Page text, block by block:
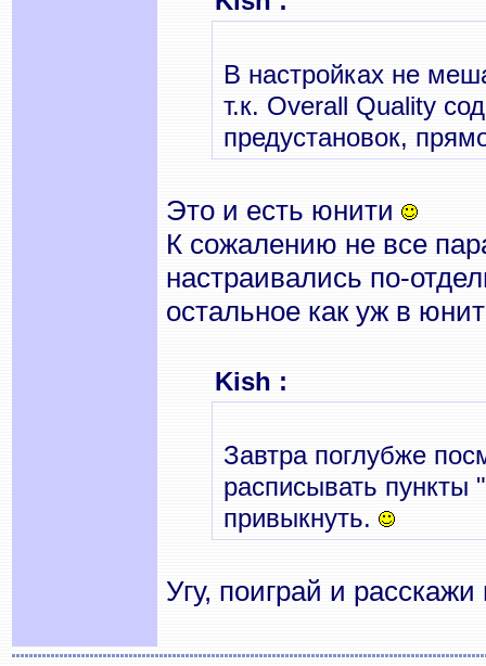
В настройках не
т.к. Overall Quality
предустановок,
Это и есть юнити
К сожалению не все
настраивались по-
остальное как уж в
Kish :
Завтра поглубже
расписывать пункты
привыкнуть.
Угу, поиграй и